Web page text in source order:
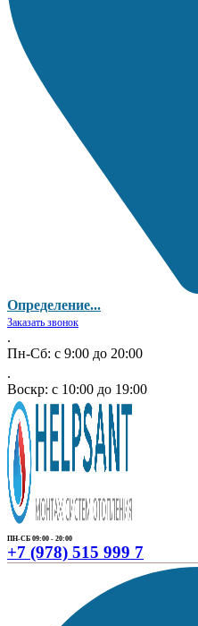
Определение...
Заказать звонок
.
Пн-Сб: с 9:00 до 20:00
.
Воскр: с 10:00 до 19:00
ПН-СБ 09:00 - 20:00
+7 (978) 515 999 7